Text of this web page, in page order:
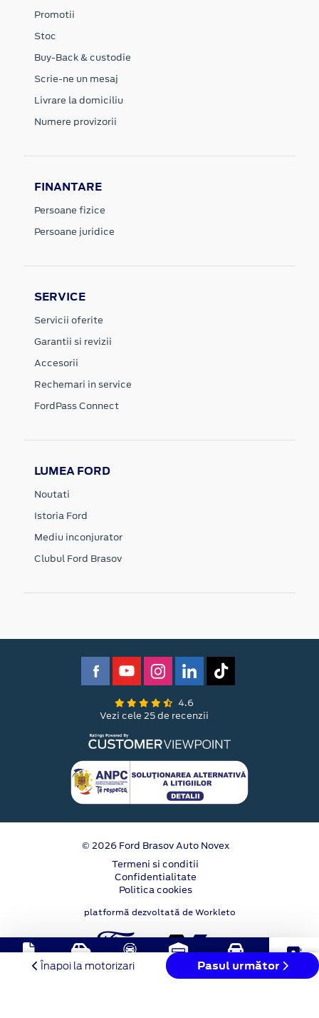
Înapoi la motorizari Pasul următor
Promotii
Stoc
Buy-Back & custodie
Scrie-ne un mesaj
Livrare la domiciliu
Numere provizorii
FINANTARE
Persoane fizice
Persoane juridice
SERVICE
Servicii oferite
Garantii si revizii
Accesorii
Rechemari in service
FordPass Connect
LUMEA FORD
Noutati
Istoria Ford
Mediu inconjurator
Clubul Ford Brasov
4.6
Vezi cele 25 de recenzii
© 2026 Ford Brasov Auto Novex
Termeni si conditii
Confidentialitate
Politica cookies
platformă dezvoltată de Workleto
Solicitare
oferta
Test
Drive
Buy-
Back
Stoc
online
Programare
service Contact